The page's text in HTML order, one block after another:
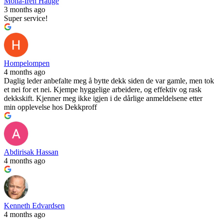
3 months ago
Super service!
Hompelompen
4 months ago
Daglig leder anbefalte meg å bytte dekk siden de var gamle, men tok
et nei for et nei. Kjempe hyggelige arbeidere, og effektiv og rask
dekkskift. Kjenner meg ikke igjen i de dårlige anmeldelsene etter
min opplevelse hos Dekkproff
Abdirisak Hassan
4 months ago
Kenneth Edvardsen
4 months ago